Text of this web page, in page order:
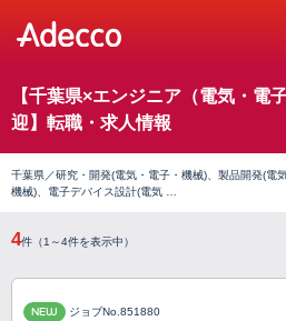
【千葉県×エンジニア（電気・電
迎】転職・求人情報
千葉県／研究・開発(電気・電子・機械)、製品開発(電
機械)、電子デバイス設計(電気 …
4件（1～4件を表示中）
NEW ジョブNo.851880